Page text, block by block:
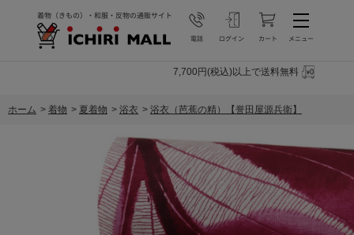
7,700円(税込)以上で送料無料
ホーム > 着物 > 夏着物 > 浴衣 > 浴衣（芭蕉の精）【誉田屋源兵衛】